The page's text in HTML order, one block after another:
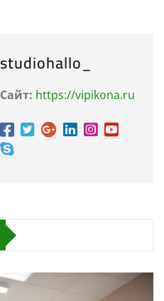
studiohallo_
Сайт: https://vipikona.ru